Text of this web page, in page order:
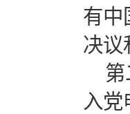
有中
决议
入